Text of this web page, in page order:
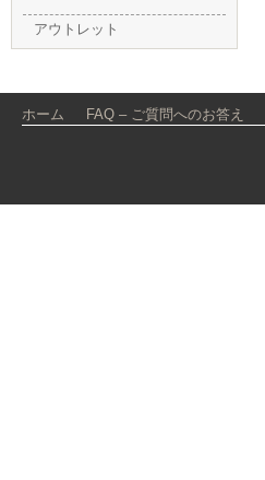
アウトレット
ホーム FAQ – ご質問へのお答え